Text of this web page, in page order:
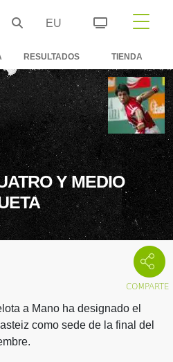
EU
RESULTADOS TIENDA
Y MEDIO
a Mano ha designado el
como sede de la final del